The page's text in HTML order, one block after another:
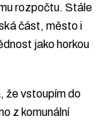
rozpočtu. Stále
část, město i
jako horkou
že vstoupím do
z komunální